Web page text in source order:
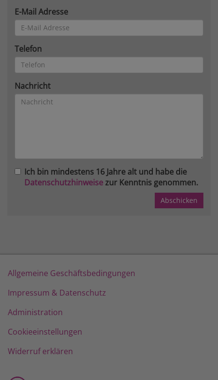
E-Mail Adresse
Telefon
Nachricht
Ich bin mindestens 16 Jahre alt und habe die
Datenschutzhinweisezur Kenntnis genommen.
Allgemeine Geschäftsbedingungen
Impressum & Datenschutz
Administration
Cookieeinstellungen
Widerruf erklären